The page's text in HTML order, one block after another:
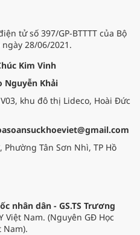
tử số 397/GP-BTTTT của Bộ
28/06/2021.
Kim Vinh
Nguyễn Khải
khu đô thị Lideco, Hoài Đức
Phường Tân Sơn Nhì, TP Hồ
nhân dân - GS.TS Trương
Việt Nam. (Nguyên GĐ Học
Nam).